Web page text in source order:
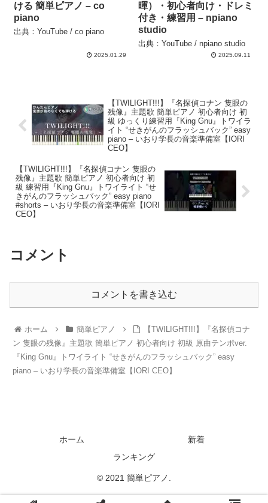
ける 簡単ピアノ – co
piano
出典：YouTube / co piano
2025.01.29
暉）・初心者向け・ドレミ
付き・練習用 – npiano
studio
出典：YouTube / npiano studio
2025.09.11
【TWILIGHT!!!】『名探偵コナン 隻眼の
残像』主題歌 簡単ピアノ 初心者向け 初
級 ゆっくり練習用『King Gnu』トワイラ
イト “せきがんのフラッシュバック” easy
piano – いおり学長の音楽準備室【IORI
CEO】
【TWILIGHT!!!】『名探偵コナン 隻眼の
残像』主題歌 簡単ピアノ 初心者向け 初
級 練習用『King Gnu』トワイライト “せ
きがんのフラッシュバック” easy piano
#shorts – いおり学長の音楽準備室【IORI
CEO】
コメント
コメントを書き込む
ホーム 簡単ピアノ
【TWILIGHT!!!】『名探偵コナ
ン 隻眼の残像』主題歌 簡単ピアノ 初心者向け 初級 原曲テンポver.
『King Gnu』トワイライト “せきがんのフラッシュバック” easy
piano – いおり学長の音楽準備室【IORI CEO】
ホーム
新着
ランキング
© 2021 簡単ピアノ.